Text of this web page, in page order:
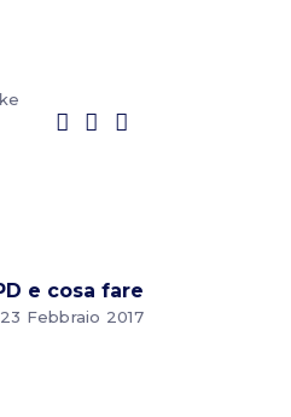
e cosa fare
23 Febbraio 2017